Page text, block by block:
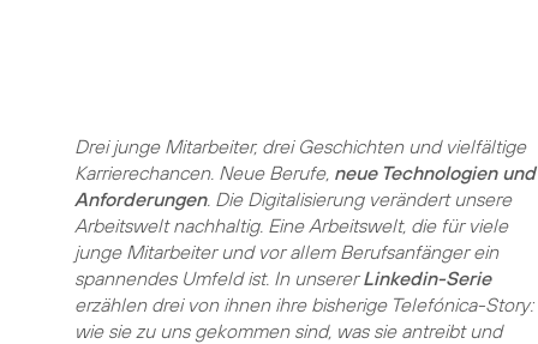
Drei junge Mitarbeiter, drei Geschichten und vielfältige
Karrierechancen. Neue Berufe, neue Technologien und
Anforderungen. Die Digitalisierung verändert unsere
Arbeitswelt nachhaltig. Eine Arbeitswelt, die für viele
junge Mitarbeiter und vor allem Berufsanfänger ein
spannendes Umfeld ist. In unsererLinkedin-Serie
erzählen drei von ihnen ihre bisherige Telefónica-Story:
wie sie zu uns gekommen sind, was sie antreibt und